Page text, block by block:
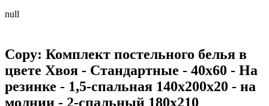
null
Copy: Комплект постельного белья в
цвете Хвоя - Стандартные - 40х60 - На
резинке - 1,5-спальная 140х200х20 - на
молнии - 2-спальный 180х210